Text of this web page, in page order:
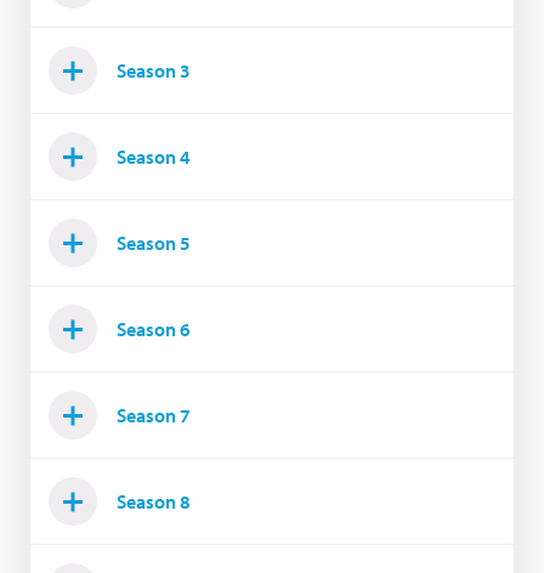
Season 3
Season 4
Season 5
Season 6
Season 7
Season 8